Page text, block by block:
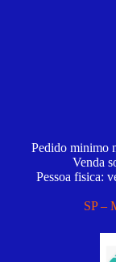
Pedido minimo
Venda
Pessoa fisica:
SP –